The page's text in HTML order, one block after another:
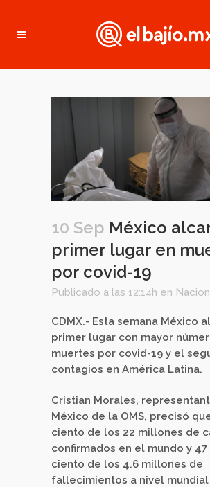
10 Sep México
primer lugar en
por covid-19
Publicado a las 12:14h en
CDMX.- Esta semana México
primer lugar con mayor
muertes por covid-19 y el
contagios en América Latina.
Cristian Morales,
México de la OMS, precisó
ciento de los 22 millones de
confirmados en el mundo y
ciento de los 4.6 millones de
fallecimientos a nivel